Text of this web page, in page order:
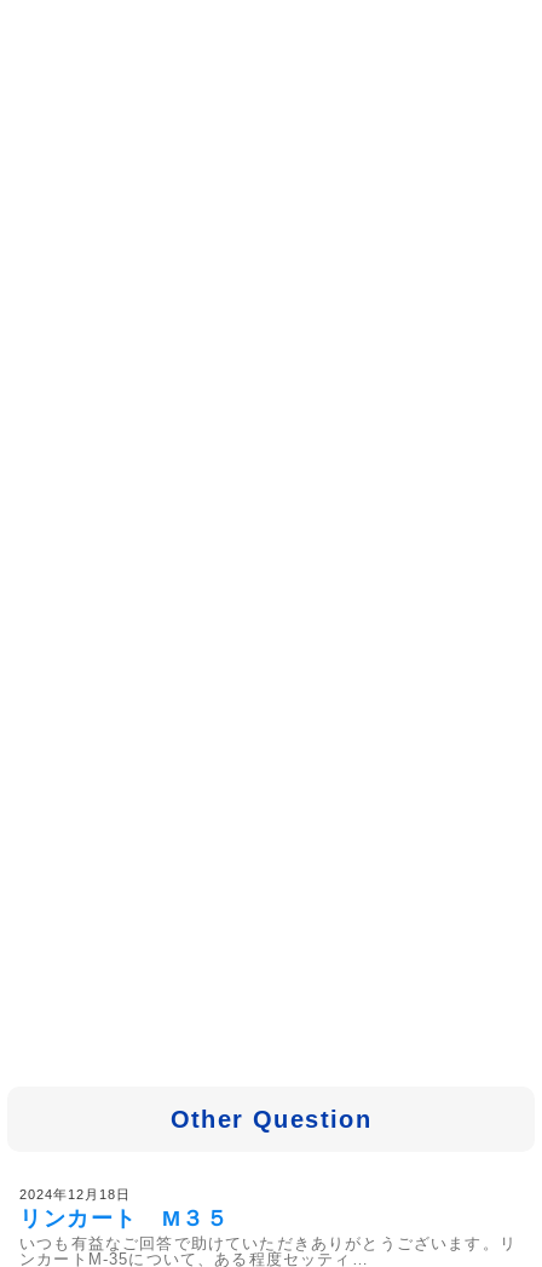
Other Question
2024年12月18日
リンカート M３５
いつも有益なご回答で助けていただきありがとうございます。リ
ンカートM-35について、ある程度セッティ…